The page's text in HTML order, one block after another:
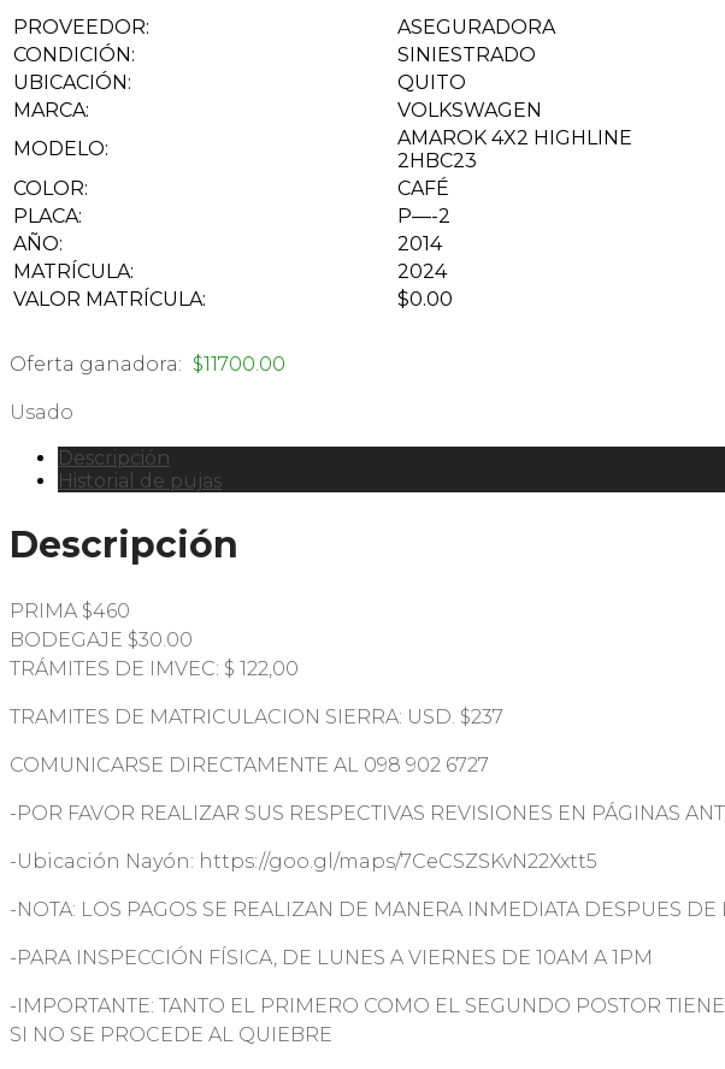
PROVEEDOR:
ASEGURADORA
CONDICIÓN:
SINIESTRADO
UBICACIÓN:
QUITO
MARCA:
VOLKSWAGEN
MODELO:
AMAROK 4X2 HIGHLINE
2HBC23
COLOR:
CAFÉ
PLACA:
P—-2
AÑO:
2014
MATRÍCULA:
2024
VALOR MATRÍCULA:
$0.00
Oferta ganadora: $11700.00
Usado
Descripción
Historial de pujas
Descripción
PRIMA $460
BODEGAJE $30.00
TRÁMITES DE IMVEC: $ 122,00
TRAMITES DE MATRICULACION SIERRA: USD. $237
COMUNICARSE DIRECTAMENTE AL 098 902 6727
-POR FAVOR REALIZAR SUS RESPECTIVAS REVISIONES EN PÁGINAS
-Ubicación Nayón: https://goo.gl/maps/7CeCSZSKvN22Xxtt5
-NOTA: LOS PAGOS SE REALIZAN DE MANERA INMEDIATA DESPUES
-PARA INSPECCIÓN FÍSICA, DE LUNES A VIERNES DE 10AM A 1PM
-IMPORTANTE: TANTO EL PRIMERO COMO EL SEGUNDO POSTOR
SI NO SE PROCEDE AL QUIEBRE